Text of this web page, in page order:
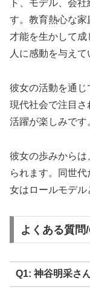
ト、モデル、会
す。教育熱心な
才能を生かして
人に感動を与えて
彼女の活動を通
現代社会で注目さ
活躍が楽しみです
彼女の歩みから
られます。同世
女はロールモデル
よくある質問
Q1: 神谷明采さ